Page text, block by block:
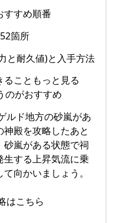
すすめ順番
箇所
と耐久値)と入手方法
こともっと見る
のがおすすめ
ルド地方の砂嵐があ
殿を攻略したあと
嵐がある状態で祠
生する上昇気流に乗
向かいましょう。
はこちら